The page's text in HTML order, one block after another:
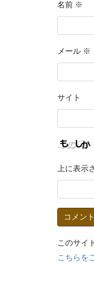
名前 ※
メール ※
サイト
上に表示
このサイ
こちらを